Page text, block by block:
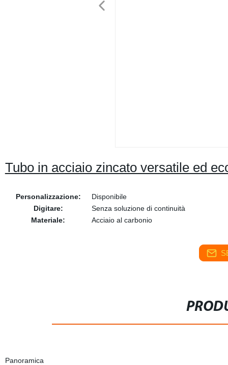
Tubo in acciaio zincato versatile ed
Personalizzazione:
Disponibile
Digitare:
Senza soluzione di continuità
Materiale:
Acciaio al carbonio
Panoramica